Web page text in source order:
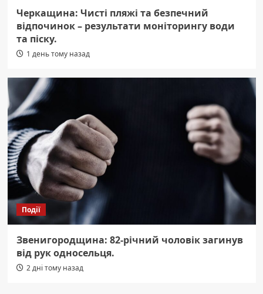
Черкащина: Чисті пляжі та безпечний
відпочинок – результати моніторингу води
та піску.
1 день тому назад
Події
Звенигородщина: 82-річний чоловік загинув
від рук односельця.
2 дні тому назад